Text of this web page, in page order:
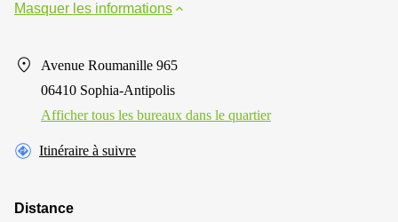
Masquer les informations
Avenue Roumanille 965
06410 Sophia-Antipolis
Afficher tous les bureaux dans le quartier
Itinéraire à suivre
Distance